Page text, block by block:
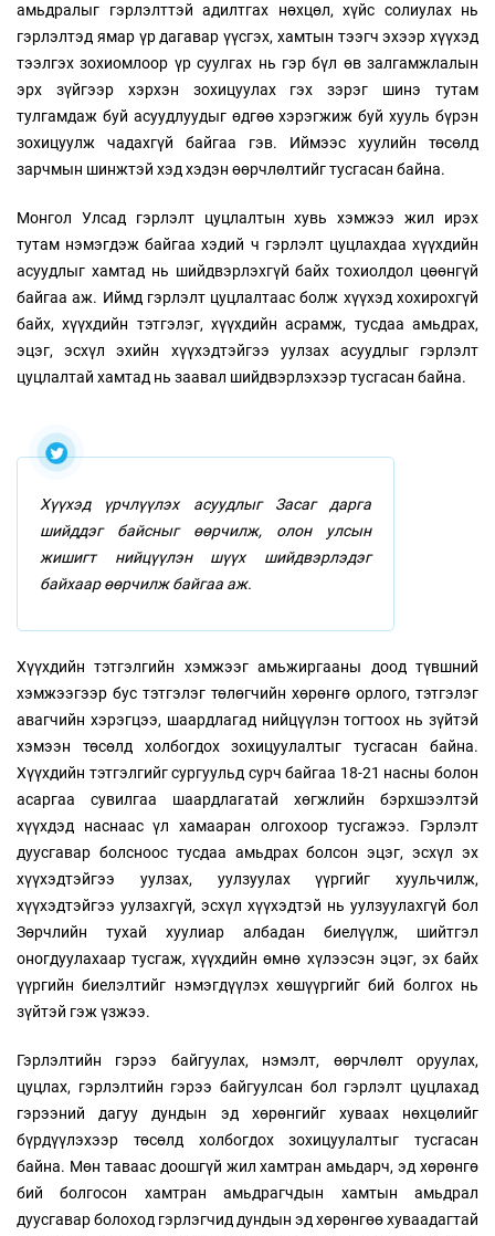
амьдралыг гэрлэлттэй адилтгах нөхцөл, хүйс солиулах нь
гэрлэлтэд ямар үр дагавар үүсгэх, хамтын тээгч эхээр хүүхэд
тээлгэх зохиомлоор үр суулгах нь гэр бүл өв залгамжлалын
эрх зүйгээр хэрхэн зохицуулах гэх зэрэг шинэ тутам
тулгамдаж буй асуудлуудыг өдгөө хэрэгжиж буй хууль бүрэн
зохицуулж чадахгүй байгаа гэв. Иймээс хуулийн төсөлд
зарчмын шинжтэй хэд хэдэн өөрчлөлтийг тусгасан байна.
Монгол Улсад гэрлэлт цуцлалтын хувь хэмжээ жил ирэх
тутам нэмэгдэж байгаа хэдий ч гэрлэлт цуцлахдаа хүүхдийн
асуудлыг хамтад нь шийдвэрлэхгүй байх тохиолдол цөөнгүй
байгаа аж. Иймд гэрлэлт цуцлалтаас болж хүүхэд хохирохгүй
байх, хүүхдийн тэтгэлэг, хүүхдийн асрамж, тусдаа амьдрах,
эцэг, эсхүл эхийн хүүхэдтэйгээ уулзах асуудлыг гэрлэлт
цуцлалтай хамтад нь заавал шийдвэрлэхээр тусгасан байна.
Хүүхэд үрчлүүлэх асуудлыг Засаг дарга
шийддэг байсныг өөрчилж, олон улсын
жишигт нийцүүлэн шүүх шийдвэрлэдэг
байхаар өөрчилж байгаа аж.
Хүүхдийн тэтгэлгийн хэмжээг амьжиргааны доод түвшний
хэмжээгээр бус тэтгэлэг төлөгчийн хөрөнгө орлого, тэтгэлэг
авагчийн хэрэгцээ, шаардлагад нийцүүлэн тогтоох нь зүйтэй
хэмээн төсөлд холбогдох зохицуулалтыг тусгасан байна.
Хүүхдийн тэтгэлгийг сургуульд сурч байгаа 18-21 насны болон
асаргаа сувилгаа шаардлагатай хөгжлийн бэрхшээлтэй
хүүхдэд наснаас үл хамааран олгохоор тусгажээ. Гэрлэлт
дуусгавар болсноос тусдаа амьдрах болсон эцэг, эсхүл эх
хүүхэдтэйгээ уулзах, уулзуулах үүргийг хуульчилж,
хүүхэдтэйгээ уулзахгүй, эсхүл хүүхэдтэй нь уулзуулахгүй бол
Зөрчлийн тухай хуулиар албадан биелүүлж, шийтгэл
оногдуулахаар тусгаж, хүүхдийн өмнө хүлээсэн эцэг, эх байх
үүргийн биелэлтийг нэмэгдүүлэх хөшүүргийг бий болгох нь
зүйтэй гэж үзжээ.
Гэрлэлтийн гэрээ байгуулах, нэмэлт, өөрчлөлт оруулах,
цуцлах, гэрлэлтийн гэрээ байгуулсан бол гэрлэлт цуцлахад
гэрээний дагуу дундын эд хөрөнгийг хуваах нөхцөлийг
бүрдүүлэхээр төсөлд холбогдох зохицуулалтыг тусгасан
байна. Мөн таваас доошгүй жил хамтран амьдарч, эд хөрөнгө
бий болгосон хамтран амьдрагчдын хамтын амьдрал
дуусгавар болоход гэрлэгчид дундын эд хөрөнгөө хуваадагтай